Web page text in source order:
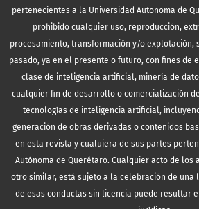
pertenecientes a la Universidad Autonoma de
prohibido cualquier uso, reproducción,
procesamiento, transformación y/o explotación,
pasado, ya en el presente o futuro, con fines de
clase de inteligencia artificial, minería de
cualquier fin de desarrollo o comercialización
tecnologías de inteligencia artificial,
generación de obras derivadas o contenidos
en esta revista y cualuiera de sus partes
Autónoma de Querétaro. Cualquier acto de los
otro similar, está sujeto a la celebración de una
de esas conductas sin licencia puede resultar